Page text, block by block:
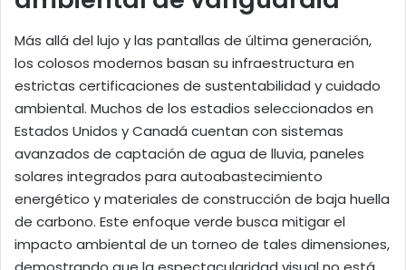
Más allá del lujo y las pantallas de última generación,
los colosos modernos basan su infraestructura en
estrictas certificaciones de sustentabilidad y cuidado
ambiental. Muchos de los estadios seleccionados en
Estados Unidos y Canadá cuentan con sistemas
avanzados de captación de agua de lluvia, paneles
solares integrados para autoabastecimiento
energético y materiales de construcción de baja huella
de carbono. Este enfoque verde busca mitigar el
impacto ambiental de un torneo de tales dimensiones,